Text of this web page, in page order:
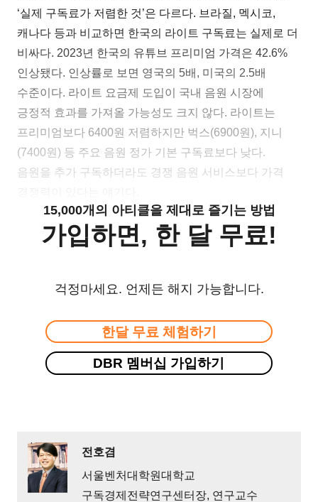
‘실제 구독료가 저렴한 것’은 다르다. 브라질, 멕시코,
캐나다 등과 비교하면 한국의 라이트 구독료는 실제로 더
비싸다. 2023년 한국의 유튜브 프리미엄 가격은 42.6%
인상됐다. 인상률로 보면 영국의 5배, 미국의 2.5배
수준이다. 라이트 요금제 도입이 국내 음원 시장에
긍정적 효과를 가져올 가능성도 크지 않다. 라이트는
프리미엄보다 6400원 저렴하지만 벅스(6900원), 지니
(7400원) 등 주요 음원 정가 기본 구독료보다 낮다.
음원을 추가 구독하더라도 경쟁 음원 서비스보다 가격
15,000개의 아티클을 제대로 즐기는 방법
가입하면, 한 달 무료!
걱정마세요. 언제든 해지 가능합니다.
한달 무료 체험하기
DBR 멤버십 가입하기
전호겸
서울벤처대학원대학교
구독경제전략연구센터장, 연구교수